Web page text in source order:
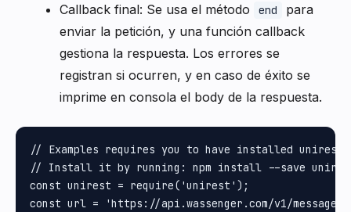
Callback final: Se usa el método end
para
enviar la petición, y una función callback
gestiona la respuesta. Los errores se
registran si ocurren, y en caso de éxito se
imprime en consola el body de la respuesta.
// Examples requires you to have installed unirest
// Install it by running: npm install --save
const unirest = require('unirest');
const url = 'https://api.wassenger.com/v1/